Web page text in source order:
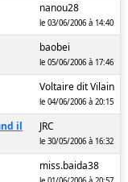
nanou28
le 03/06/2006 à 14:40
baobei
le 05/06/2006 à 17:46
Voltaire dit Vilain
le 04/06/2006 à 20:15
il
JRC
le 30/05/2006 à 16:32
miss.baida38